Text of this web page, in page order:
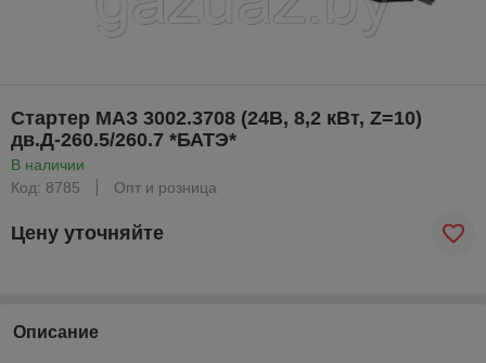
Стартер МАЗ 3002.3708 (24В, 8,2 кВт, Z=10)
дв.Д-260.5/260.7 *БАТЭ*
В наличии
Код: 8785
Опт и розница
Цену уточняйте
Описание